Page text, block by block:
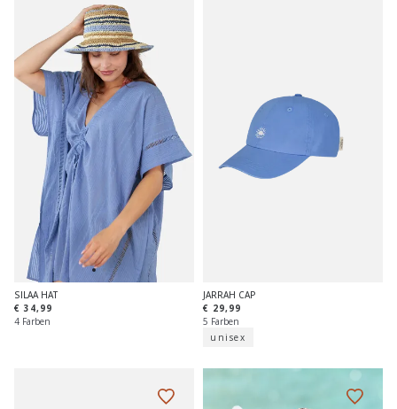
SILAA HAT
€ 34,99
4 Farben
JARRAH CAP
€ 29,99
5 Farben
unisex